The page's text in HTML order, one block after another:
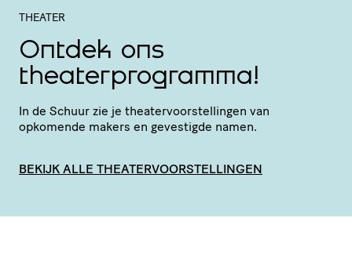
THEATER
Ontdek ons
theaterprogramma!
In de Schuur zie je thea­ter­voor­stel­lingen van
opkomende makers en gevestigde namen.
BEKIJK ALLE THEATERVOORSTELLINGEN